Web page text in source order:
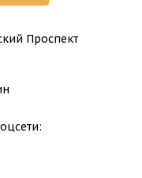
Проспект